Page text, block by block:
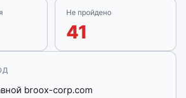
Не пройдено
41
broox-corp.com